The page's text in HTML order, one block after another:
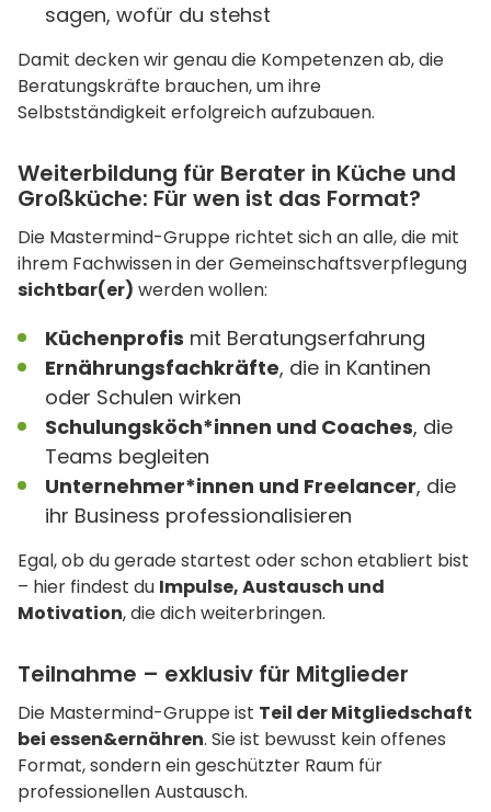
sagen, wofür du stehst
Damit decken wir genau die Kompetenzen ab, die
Beratungskräfte brauchen, um ihre
Selbstständigkeit erfolgreich aufzubauen.
Weiterbildung für Berater in Küche und
Großküche: Für wen ist das Format?
Die Mastermind-Gruppe richtet sich an alle, die mit
ihrem Fachwissen in der Gemeinschaftsverpflegung
sichtbar(er) werden wollen:
Küchenprofis mit Beratungserfahrung
Ernährungsfachkräfte, die in Kantinen
oder Schulen wirken
Schulungsköch*innen und Coaches, die
Teams begleiten
Unternehmer*innen und Freelancer, die
ihr Business professionalisieren
Egal, ob du gerade startest oder schon etabliert bist
– hier findest du Impulse, Austausch und
Motivation, die dich weiterbringen.
Teilnahme – exklusiv für Mitglieder
Die Mastermind-Gruppe ist Teil der Mitgliedschaft
bei essen&ernähren. Sie ist bewusst kein offenes
Format, sondern ein geschützter Raum für
professionellen Austausch.